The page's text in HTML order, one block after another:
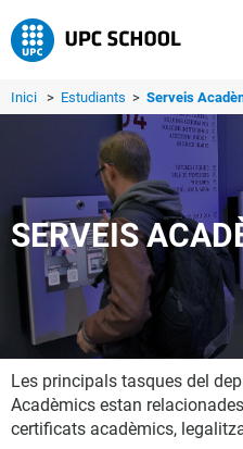
Inici > Estudiants > Serveis
SERVEIS
Les principals tasques del
Acadèmics estan
certificats acadèmics,